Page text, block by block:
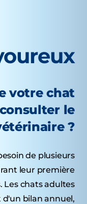
votre chat
le
?
de plusieurs
leur première
Les chats adultes
bilan annuel,